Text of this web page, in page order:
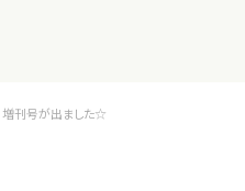
増刊号が出ました☆